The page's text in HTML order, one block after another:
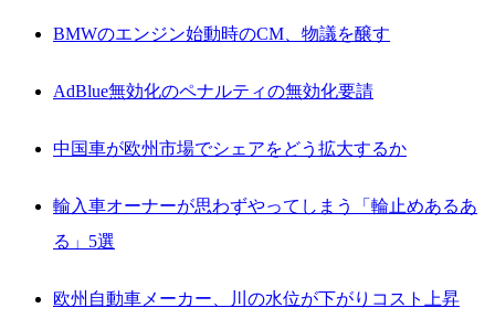
BMWのエンジン始動時のCM、物議を醸す
AdBlue無効化のペナルティの無効化要請
中国車が欧州市場でシェアをどう拡大するか
輸入車オーナーが思わずやってしまう「輪止めあるあ
る」5選
欧州自動車メーカー、川の水位が下がりコスト上昇